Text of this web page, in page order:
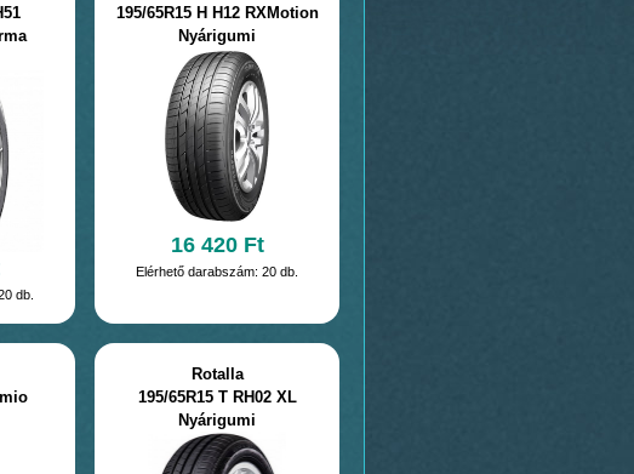
db.
195/65R15 H H12 RXMotion
Nyárigumi
16 420 Ft
Elérhető darabszám: 20 db.
Rotalla
195/65R15 T RH02 XL
Nyárigumi